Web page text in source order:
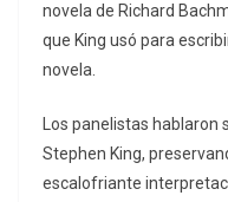
novela de Richard
que King usó para
novela.
Los panelistas
Stephen King,
escalofriante